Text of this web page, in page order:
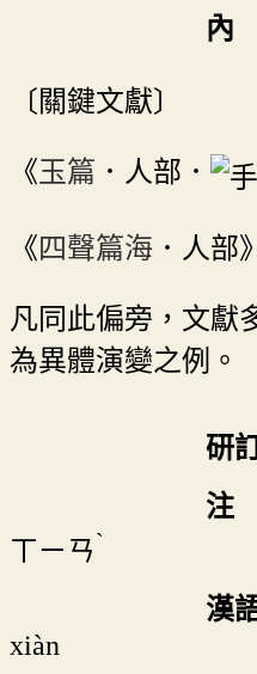
〔關鍵文獻〕
《玉篇 ．人部．
《四聲篇海 ．人部
凡同此偏旁，文獻
為異體演變之例。
研
ㄒㄧㄢˋ
漢
xiàn